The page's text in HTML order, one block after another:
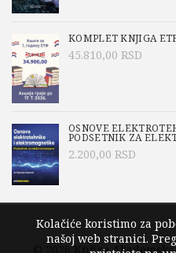
KOMPLET KNJIGA
45.810,00 RSD
OSNOVE
PODSETNIK ZA
2.200,00 RSD
© 2026 Knjige
Kolačiće koristimo za
našoj web stranici.